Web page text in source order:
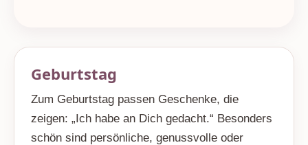
Geburtstag
Zum Geburtstag passen Geschenke, die
zeigen: „Ich habe an Dich gedacht.“ Besonders
schön sind persönliche, genussvolle oder